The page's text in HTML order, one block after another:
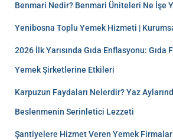
Benmari Nedir? Benmari Üniteleri Ne İşe
Yenibosna Toplu Yemek Hizmeti |
2026 İlk Yarısında Gıda Enflasyonu: Gıda
Yemek Şirketlerine Etkileri
Karpuzun Faydaları Nelerdir? Yaz
Beslenmenin Serinletici Lezzeti
Şantiyelere Hizmet Veren Yemek